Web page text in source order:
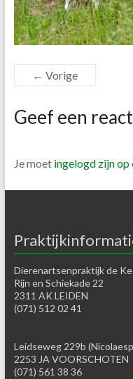
← Vorige
Geef een
Je moet ingelogd zijn op
Dierenartsenpraktijk de
Rijn en Schiekade 22
2311 AK LEIDEN
(071) 512 02 41
Leidseweg 229b
2253 JA VOORSCHOTEN
(071) 561 38 36